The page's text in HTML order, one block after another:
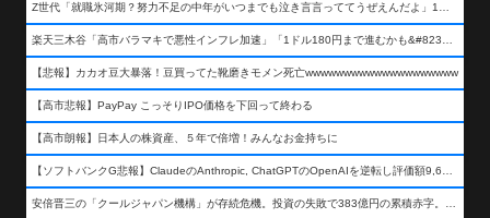
Z世代「就職氷河期？努力不足の中年がいつまでも泣き言言っててうぜえんだよ」1万いいね
楽天三木谷「高市バラマキで悪性インフレ加速」「1ドル180円まで進むかも&#8230;もう看過できない」
【悲報】カカオ豆大暴落！豆買ってた靴磨きモメン死亡wwwwwwwwwwwwwwwwwwww
【高市悲報】PayPay こっそりIPO価格を下回って終わる
【高市朗報】日本人の株資産、５年で倍増！みんなお金持ちに
【ソフトバンクG悲報】ClaudeのAnthropic, ChatGPTのOpenAIを逆転し評価額9,650億ドル (約154兆円) の世界一価値あるAI企業に……
安倍晋三の「クールジャパン機構」が存続危機。投資の失敗で383億円の累積赤字。2025年度決算も大赤字の可能性。責任の所在はウヤムヤ